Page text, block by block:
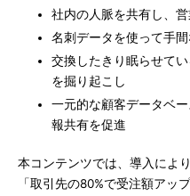
社内の人脈を共有し、
名刺データを使って手
交換したきり眠らせて
を掘り起こし
一元的な顧客データベ
報共有を促進
本コンテンツでは、導入によ
「取引先の80%で受注額アップ